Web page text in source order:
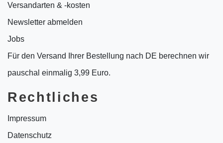
Versandarten & -kosten
Newsletter abmelden
Jobs
Für den Versand Ihrer Bestellung nach DE berechnen wir
pauschal einmalig 3,99 Euro.
Rechtliches
Impressum
Datenschutz